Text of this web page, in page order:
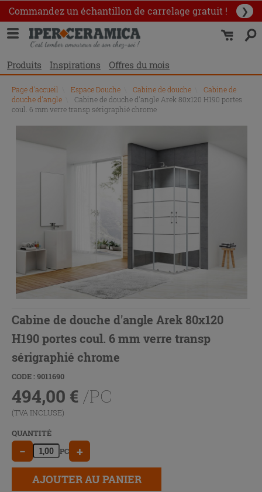
Commandez un échantillon de carrelage gratuit ! ❯
Produits Inspirations Offres du mois
Page d'accueil Espace Douche Cabine de douche
Cabine de
douche d'angle
Cabine de douche d'angle Arek 80x120 H190 portes
coul. 6 mm verre transp sérigraphié chrome
Cabine de douche d'angle Arek 80x120
H190 portes coul. 6 mm verre transp
sérigraphié chrome
CODE : 9011690
494,00 € /PC
(TVA INCLUSE)
QUANTITÉ
− PC +
AJOUTER AU PANIER